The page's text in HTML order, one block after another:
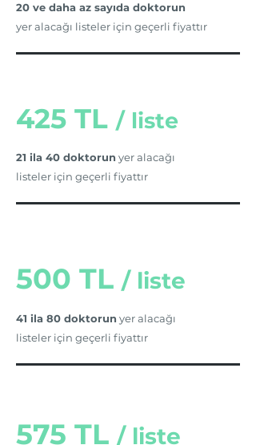
20 ve daha az sayıda doktorun
yer alacağı listeler için geçerli fiyattır
425 TL / liste
21 ila 40 doktorun yer alacağı
listeler için geçerli fiyattır
500 TL / liste
41 ila 80 doktorun yer alacağı
listeler için geçerli fiyattır
575 TL / liste